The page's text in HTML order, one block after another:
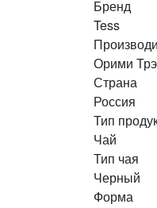
Бренд
Tess
Орими
Страна
Россия
Тип
Чай
Тип чая
Черный
Форма